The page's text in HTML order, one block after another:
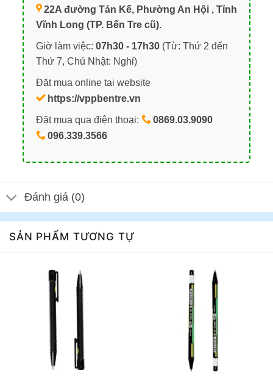
22A đường Tán Kế, Phường An Hội , Tỉnh
Vĩnh Long (TP. Bến Tre cũ).
Giờ làm việc: 07h30 - 17h30(Từ: Thứ 2 đến
Thứ 7, Chủ Nhật: Nghỉ)
Đặt mua online tại website
https://vppbentre.vn
Đặt mua qua điện thoại:
0869.03.9090
096.339.3566
Đánh giá (0)
SẢN PHẨM TƯƠNG TỰ